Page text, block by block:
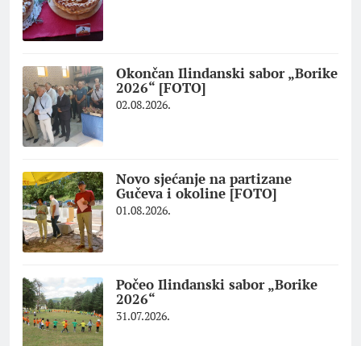
Okončan Ilindanski sabor „Borike
2026“ [FOTO]
02.08.2026.
Novo sjećanje na partizane
Gučeva i okoline [FOTO]
01.08.2026.
Počeo Ilindanski sabor „Borike
2026“
31.07.2026.